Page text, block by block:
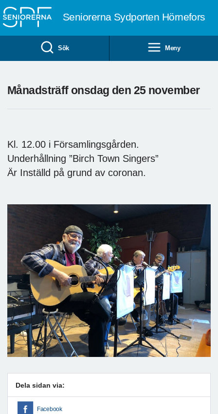
Seniorerna Sydporten Hörnefors
Sök Meny
Månadsträff onsdag den 25 november
Kl. 12.00 i Församlingsgården.
Underhållning ”Birch Town Singers”
Är Inställd på grund av coronan.
Dela sidan via:
Facebook